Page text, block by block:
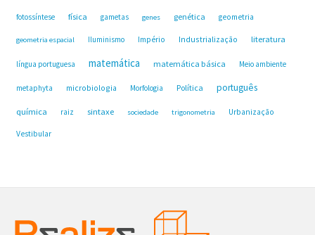
fotossíntese física gametas genes genética geometria
geometria espacial Iluminismo Império Industrialização literatura
língua portuguesa matemática matemática básica Meio ambiente
metaphyta microbiologia Morfologia Política português
química raiz sintaxe sociedade trigonometria Urbanização
Vestibular